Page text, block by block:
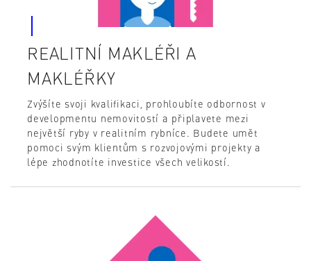
REALITNÍ MAKLÉŘI A
MAKLÉŘKY
Zvýšíte svoji kvalifikaci, prohloubíte odbornost v
developmentu nemovitostí a připlavete mezi
největší ryby v realitním rybníce. Budete umět
pomoci svým klientům s rozvojovými projekty a
lépe zhodnotíte investice všech velikostí.